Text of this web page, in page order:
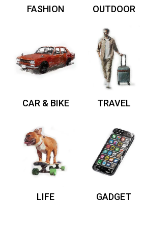
FASHION OUTDOOR
CAR & BIKE TRAVEL
LIFE GADGET